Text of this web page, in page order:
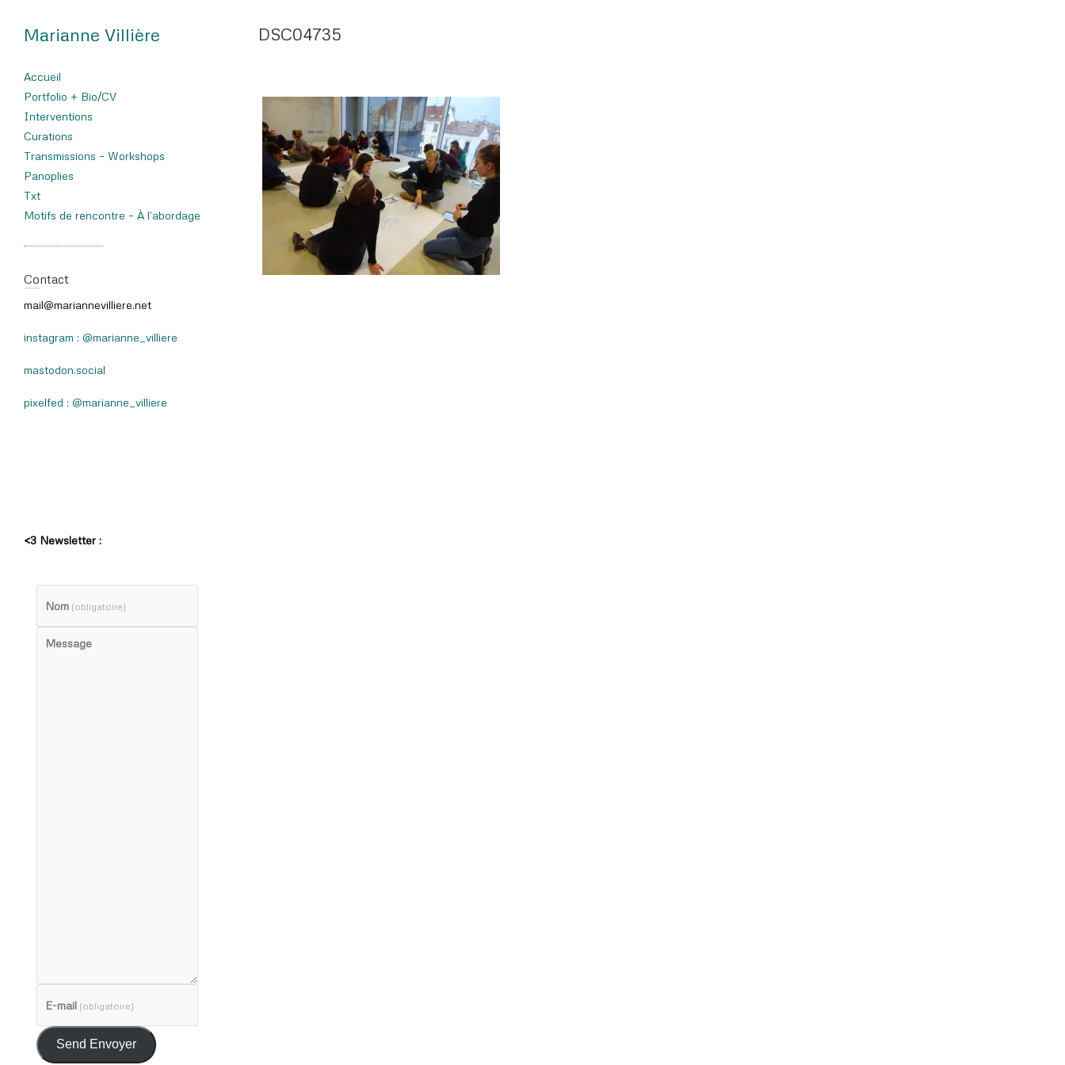
Marianne Villière
Accueil
Portfolio + Bio/CV
Interventions
Curations
Transmissions – Workshops
Panoplies
Txt
Motifs de rencontre – À l’abordage
DSC04735
Contact
mail@mariannevilliere.net
instagram : @marianne_villiere
mastodon.social
pixelfed : @marianne_villiere
<3 Newsletter :
Nom (obligatoire)
Message
E-mail (obligatoire)
Send Envoyer